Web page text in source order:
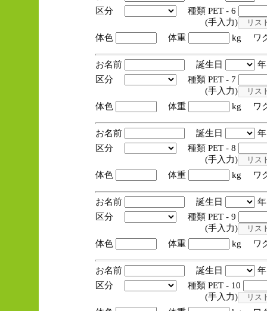
区分
種類 PET - 6
(手入力)
体色
体重 kg ワ
お名前 誕生日
区分
種類 PET - 7
(手入力)
体色
体重 kg ワ
お名前 誕生日
区分
種類 PET - 8
(手入力)
体色
体重 kg ワ
お名前 誕生日
区分
種類 PET - 9
(手入力)
体色
体重 kg ワ
お名前 誕生日
区分
種類 PET - 10
(手入力)